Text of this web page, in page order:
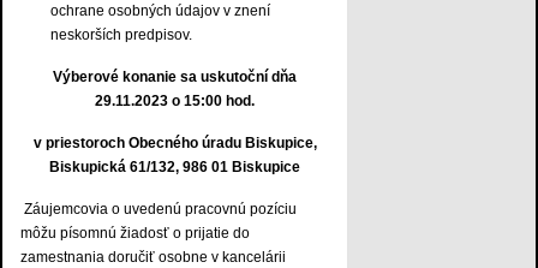
ochrane osobných údajov v znení
neskorších predpisov.
Výberové konanie sa uskutoční dňa
29.11.2023 o 15:00 hod.
v priestoroch Obecného úradu Biskupice,
Biskupická 61/132, 986 01 Biskupice
Záujemcovia o uvedenú pracovnú pozíciu
môžu písomnú žiadosť o prijatie do
zamestnania doručiť osobne v kancelárii